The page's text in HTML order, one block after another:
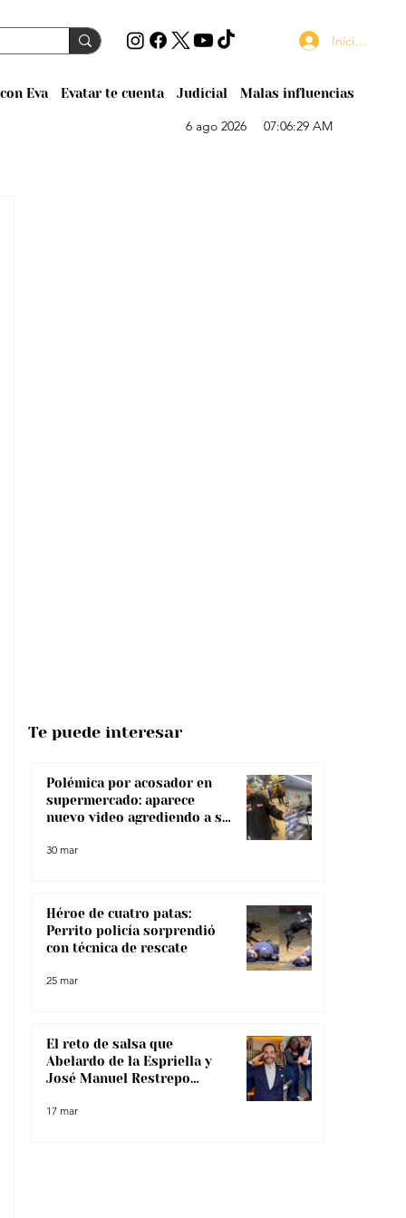
Eva Evatar te cuenta Judicial Malas influencias
Iniciar sesión
6 ago 2026 07:06:29 AM
Polémica por acosador en
supermercado: aparece
nuevo video agrediendo a su
30 mar
Héroe de cuatro patas:
Perrito policía sorprendió
con técnica de rescate
25 mar
El reto de salsa que
Abelardo de la Espriella y
José Manuel Restrepo
17 mar
Te puede interesar